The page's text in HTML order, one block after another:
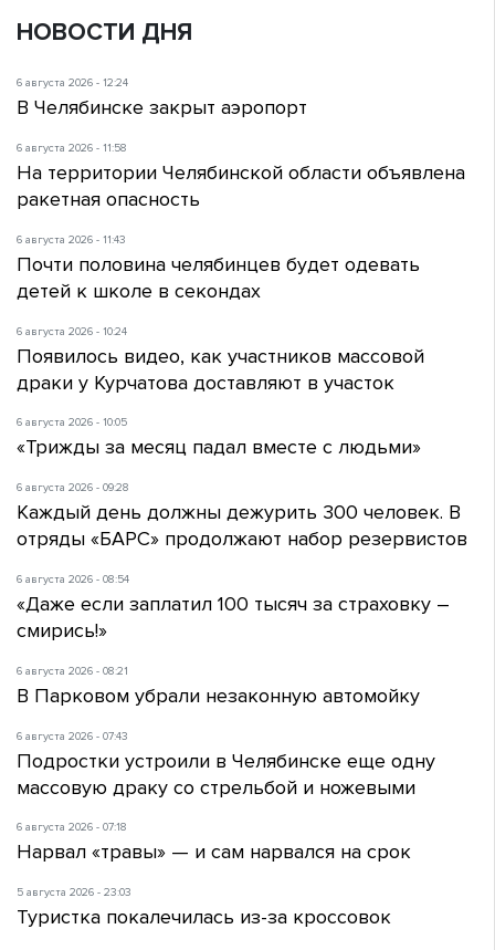
НОВОСТИ ДНЯ
6 августа 2026 - 12:24
В Челябинске закрыт аэропорт
6 августа 2026 - 11:58
На территории Челябинской области объявлена
ракетная опасность
6 августа 2026 - 11:43
Почти половина челябинцев будет одевать
детей к школе в секондах
6 августа 2026 - 10:24
Появилось видео, как участников массовой
драки у Курчатова доставляют в участок
6 августа 2026 - 10:05
«Трижды за месяц падал вместе с людьми»
6 августа 2026 - 09:28
Каждый день должны дежурить 300 человек. В
отряды «БАРС» продолжают набор резервистов
6 августа 2026 - 08:54
«Даже если заплатил 100 тысяч за страховку –
смирись!»
6 августа 2026 - 08:21
В Парковом убрали незаконную автомойку
6 августа 2026 - 07:43
Подростки устроили в Челябинске еще одну
массовую драку со стрельбой и ножевыми
6 августа 2026 - 07:18
Нарвал «травы» — и сам нарвался на срок
5 августа 2026 - 23:03
Туристка покалечилась из-за кроссовок